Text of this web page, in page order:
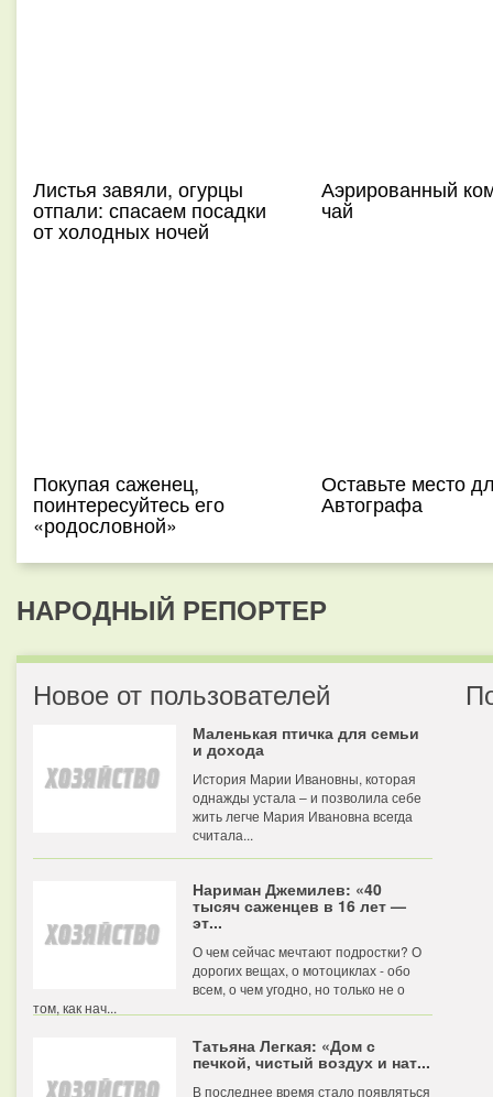
Листья завяли, огурцы
отпали: спасаем посадки
от холодных ночей
Аэрированный
чай
Покупая саженец,
поинтересуйтесь его
«родословной»
Оставьте место
Автографа
НАРОДНЫЙ РЕПОРТЕР
Новое от пользователей
Маленькая птичка для семьи
и дохода
История Марии Ивановны, которая
однажды устала – и позволила себе
жить легче Мария Ивановна всегда
считала...
Нариман Джемилев: «40
тысяч саженцев в 16 лет —
эт...
О чем сейчас мечтают подростки? О
дорогих вещах, о мотоциклах - обо
всем, о чем угодно, но только не о
том, как нач...
Татьяна Легкая: «Дом с
печкой, чистый воздух и нат...
В последнее время стало появляться